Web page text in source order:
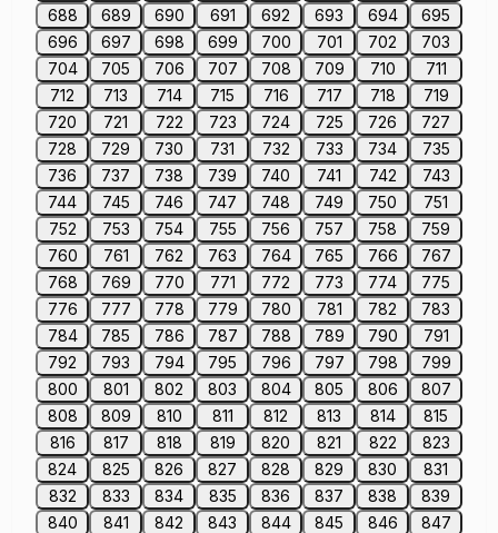
688
689 690 691 692 693 694
695
696
697 698 699 700 701 702
703
704
705 706 707 708 709 710
711
712
713 714 715 716 717 718
719
720
721 722 723 724 725 726
727
728
729 730 731 732 733 734
735
736
737 738 739 740 741 742
743
744
745 746 747 748 749 750
751
752
753 754 755 756 757 758
759
760
761 762 763 764 765 766
767
768
769 770 771 772 773 774
775
776
777 778 779 780 781 782
783
784
785 786 787 788 789 790
791
792
793 794 795 796 797 798
799
800
801 802 803 804 805 806
807
808
809 810 811 812 813 814
815
816
817 818 819 820 821 822
823
824
825 826 827 828 829 830
831
832
833 834 835 836 837 838
839
840
841 842 843 844 845 846
847